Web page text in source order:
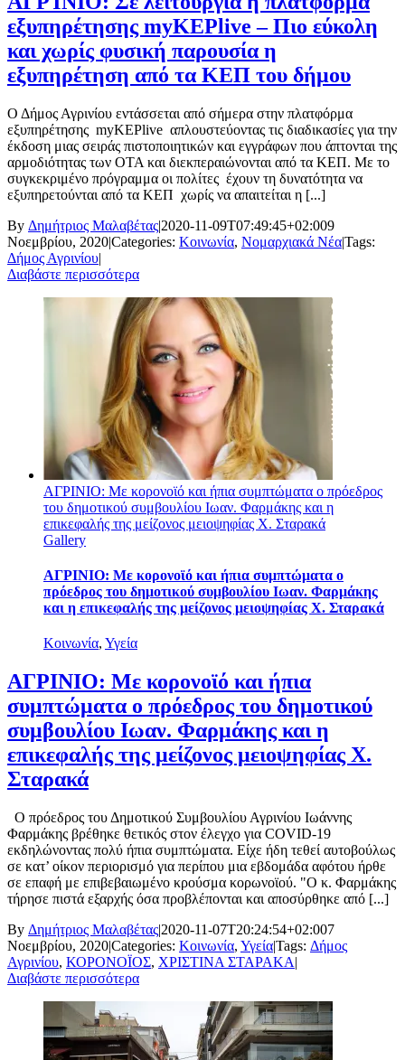
εξυπηρέτησης myKEPlive – Πιο εύκολη
και χωρίς φυσική παρουσία η
εξυπηρέτηση από τα ΚΕΠ του δήμου
Ο Δήμος Αγρινίου εντάσσεται από σήμερα στην πλατφόρμα
εξυπηρέτησης myKEPlive απλουστεύοντας τις διαδικασίες για την
έκδοση μιας σειράς πιστοποιητικών και εγγράφων που άπτονται της
αρμοδιότητας των ΟΤΑ και διεκπεραιώνονται από τα ΚΕΠ. Με το
συγκεκριμένο πρόγραμμα οι πολίτες έχουν τη δυνατότητα να
εξυπηρετούνται από τα ΚΕΠ χωρίς να απαιτείται η [...]
By Δημήτριος Μαλαβέτας|2020-11-09T07:49:45+02:009
Νοεμβρίου, 2020|Categories: Κοινωνία, Νομαρχιακά Νέα|Tags:
Δήμος Αγρινίου|
Διαβάστε περισσότερα
ΑΓΡΙΝΙΟ: Με κορονοϊό και ήπια συμπτώματα ο πρόεδρος
του δημοτικού συμβουλίου Ιωαν. Φαρμάκης και η
επικεφαλής της μείζονος μειοψηφίας Χ. Σταρακά
Gallery
ΑΓΡΙΝΙΟ: Με κορονοϊό και ήπια συμπτώματα ο
πρόεδρος του δημοτικού συμβουλίου Ιωαν. Φαρμάκης
και η επικεφαλής της μείζονος μειοψηφίας Χ. Σταρακά
Κοινωνία, Υγεία
ΑΓΡΙΝΙΟ: Με κορονοϊό και ήπια
συμπτώματα ο πρόεδρος του δημοτικού
συμβουλίου Ιωαν. Φαρμάκης και η
επικεφαλής της μείζονος μειοψηφίας Χ.
Σταρακά
Ο πρόεδρος του Δημοτικού Συμβουλίου Αγρινίου Ιωάννης
Φαρμάκης βρέθηκε θετικός στον έλεγχο για COVID-19
εκδηλώνοντας πολύ ήπια συμπτώματα. Είχε ήδη τεθεί αυτοβούλως
σε κατ’ οίκον περιορισμό για περίπου μια εβδομάδα αφότου ήρθε
σε επαφή με επιβεβαιωμένο κρούσμα κορωνοϊού. "Ο κ. Φαρμάκης
τήρησε πιστά εξαρχής όσα προβλέπονται και αποσύρθηκε από [...]
By Δημήτριος Μαλαβέτας|2020-11-07T20:24:54+02:007
Νοεμβρίου, 2020|Categories: Κοινωνία, Υγεία|Tags: Δήμος
Αγρινίου, ΚΟΡΟΝΟΪΟΣ, ΧΡΙΣΤΙΝΑ ΣΤΑΡΑΚΑ|
Διαβάστε περισσότερα